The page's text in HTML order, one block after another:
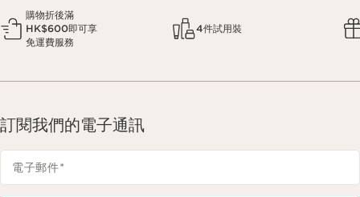
購物折後滿
HK$600即可享
免運費服務
4件試用裝
訂閱我們的電子通訊
電子郵件*